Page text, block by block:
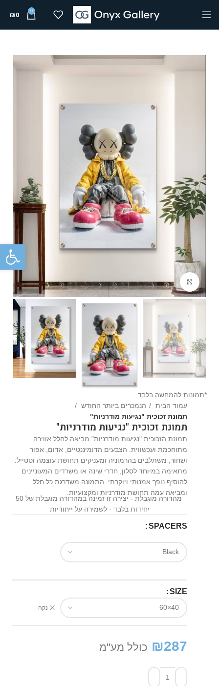
0
₪0
Click to enlarge
*תמונות להמחשה בלבד
עמוד הבית
הנמכרים ביותר החודש
תמונת זכוכית "נגיעות מודרניות"
תמונת זכוכית "נגיעות מודרניות"
תמונת הזכוכית "נגיעות מודרניות" מביאה לחלל אווירה
מתוחכמת ועכשווית. הצבעים הדומיננטיים, אדום, אפור
ושחור, משתלבים בהרמוניה ומעניקים תחושת עוצמה וסטייל.
מתאימה במיוחד לסלון, חדרי שינה או משרדים המעוניינים
להוסיף נופך אמנותי ויוקרתי. התמונה משדרגת כל חלל
ומביאה עמה תחושת מודרניות ומקצועיות.
מהדורה מוגבלת - יצירה זו זמינה במהדורה מוגבלת של 50
יחידות בלבד - לשמירה על ייחודיות
SPACERS
SIZE
נקה
₪287 כולל מע"מ